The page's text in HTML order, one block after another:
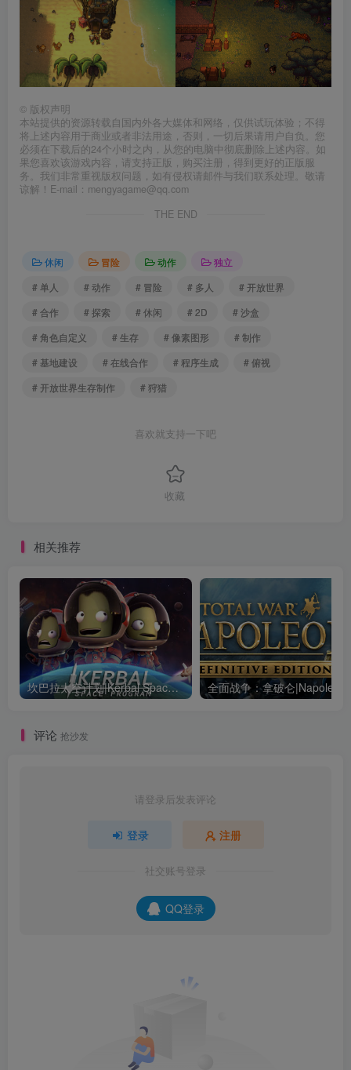
© 版权声明
本站提供的资源转载自国内外各大媒体和网络，仅供试玩体验；不得
将上述内容用于商业或者非法用途，否则，一切后果请用户自负。您
必须在下载后的24个小时之内，从您的电脑中彻底删除上述内容。如
果您喜欢该游戏内容，请支持正版，购买注册，得到更好的正版服
务。我们非常重视版权问题，如有侵权请邮件与我们联系处理。敬请
谅解！E-mail：mengyagame@qq.com
THE END
休闲 冒险 动作
独立
# 单人
# 动作 # 冒险 # 多人
# 开放世界
# 合作
# 探索 # 休闲 # 2D
# 沙盒
# 角色自定义
# 生存 # 像素图形
# 制作
# 基地建设
# 在线合作 # 程序生成
# 俯视
# 开放世界生存制作
# 狩猎
喜欢就支持一下吧
收藏
相关推荐
坎巴拉太空计划|Kerbal Space Program|1.12.5.3190|整合全DLC
评论 抢沙发
请登录后发表评论
登录 注册
社交账号登录
QQ登录